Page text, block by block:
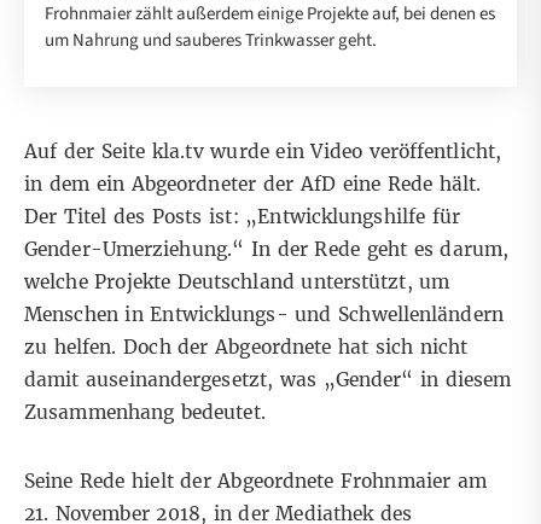
Frohnmaier zählt außerdem einige Projekte auf, bei denen es
um Nahrung und sauberes Trinkwasser geht.
Auf der Seitekla.tvwurde ein Video veröffentlicht,
in dem ein Abgeordneter der AfD eine Rede hält.
Der Titel des Posts ist: „Entwicklungshilfe für
Gender-Umerziehung.“ In der Rede geht es darum,
welche Projekte Deutschland unterstützt, um
Menschen in Entwicklungs- und Schwellenländern
zu helfen. Doch der Abgeordnete hat sich nicht
damit auseinandergesetzt, was „Gender“ in diesem
Zusammenhang bedeutet.
Seine Rede hielt der Abgeordnete Frohnmaier am
21. November 2018, in derMediathek des